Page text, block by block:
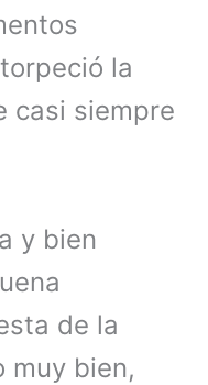
la
casi siempre
y bien
de la
muy bien,